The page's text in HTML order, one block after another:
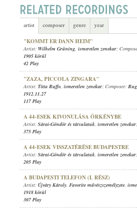
artist composer genre year
"KOMMT ER DANN HEIM"
Artist: Wilhelm Grüning, ismeretlen zenekar;
1905 körül
42 Play
"ZAZA, PICCOLA ZINGARA"
Artist: Titta Ruffo, ismeretlen zenekar; Composer:
1912.11.27
117 Play
A 44-ESEK KIVONULÁSA ÖRKÉNYBE
Artist: Sárai-Göndör és társulatuk, ismeretlen zenekar
375 Play
A 44-ESEK VISSZATÉRÉSE BUDAPESTRE
Artist: Sárai-Göndör és társulatuk, ismeretlen zenekar
205 Play
A BUDAPESTI TELEFON (I. RÉSZ)
Artist: Újváry Károly, Favorite művészszemélyzete,
1918 körül
307 Play